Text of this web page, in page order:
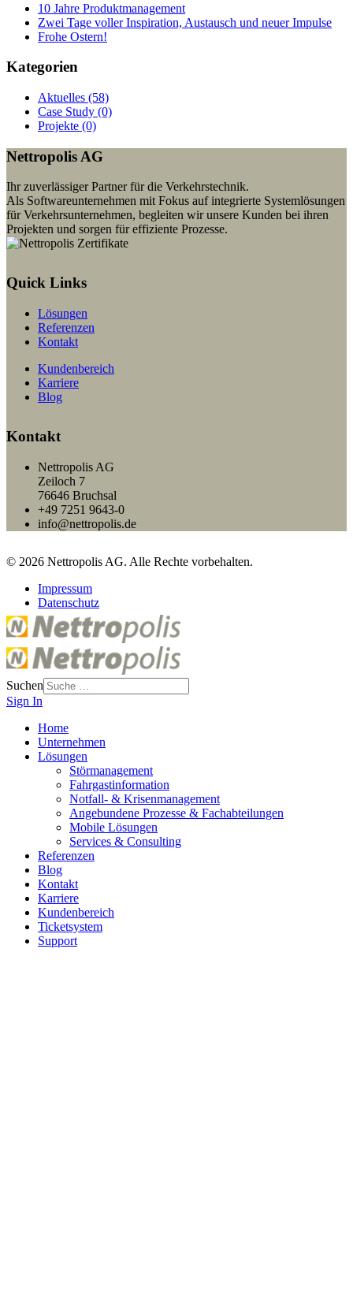
10 Jahre Produktmanagement
Zwei Tage voller Inspiration, Austausch und neuer Impulse
Frohe Ostern!
Kategorien
Aktuelles (58)
Case Study (0)
Projekte (0)
Nettropolis AG
Ihr zuverlässiger Partner für die Verkehrstechnik.
Als Softwareunternehmen mit Fokus auf integrierte Systemlösungen
für Verkehrsunternehmen, begleiten wir unsere Kunden bei ihren
Projekten und sorgen für effiziente Prozesse.
Quick Links
Lösungen
Referenzen
Kontakt
Kundenbereich
Karriere
Blog
Kontakt
Nettropolis AG
Zeiloch 7
76646 Bruchsal
+49 7251 9643-0
info@nettropolis.de
© 2026 Nettropolis AG. Alle Rechte vorbehalten.
Impressum
Datenschutz
Suchen
Sign In
Home
Unternehmen
Lösungen
Störmanagement
Fahrgastinformation
Notfall- & Krisenmanagement
Angebundene Prozesse & Fachabteilungen
Mobile Lösungen
Services & Consulting
Referenzen
Blog
Kontakt
Karriere
Kundenbereich
Ticketsystem
Support